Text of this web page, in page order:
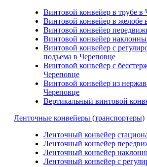
Винтовой конвейер в трубе в
Винтовой конвейер в желобе
Винтовой конвейер
Винтовой конвейер
Винтовой конвейер с
подъема в Череповце
Винтовой конвейер с
Череповце
Винтовой конвейер из
Череповце
Вертикальный винтовой
Ленточные конвейеры (транспортеры)
Ленточный конвейер
Ленточный конвейер
Ленточный конвейер
Ленточный конвейер с